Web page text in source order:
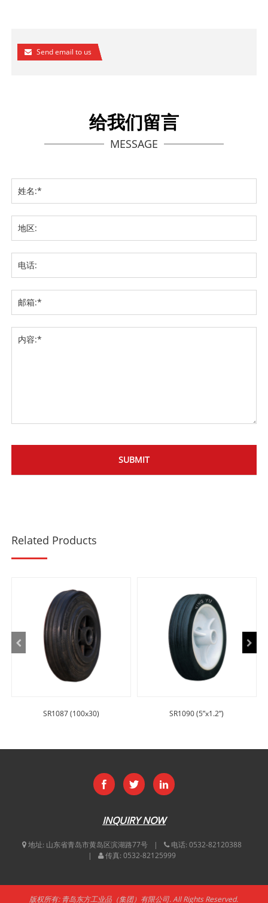
Send email to us
给我们留言
MESSAGE
Related Products
SR1087 (100x30) SR1090 (5”x1.2”)
INQUIRY NOW
地址: 山东省青岛市黄岛区滨湖路77号 电话: 0532-82120388
传真: 0532-82125999
版权所有: 青岛东方工业品（集团）有限公司. All Rights Reserved.